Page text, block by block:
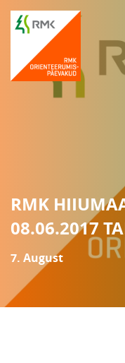
RMK
08.06.2017
7. August